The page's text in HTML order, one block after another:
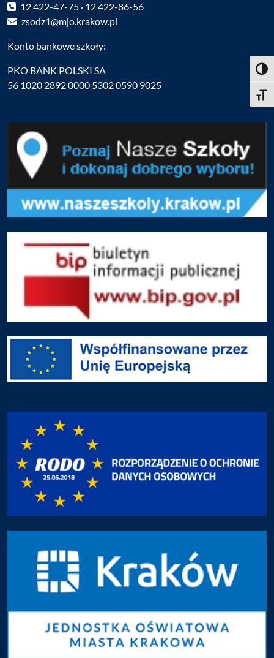
12 422-47-75 · 12 422-86-56
zsodz1@mjo.krakow.pl
Konto bankowe szkoły:
PKO BANK POLSKI SA
56 1020 2892 0000 5302 0590 9025